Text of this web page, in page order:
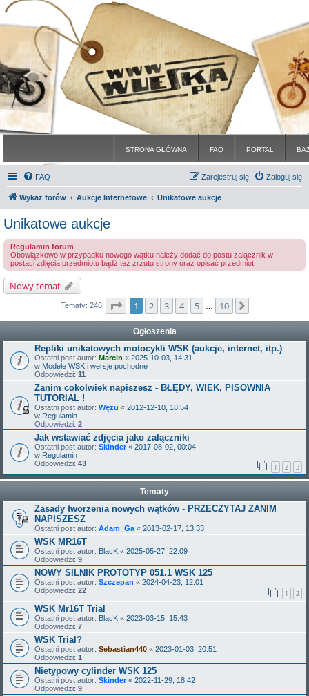
STRONA GŁÓWNA FAQ PORTAL
FAQ Zaloguj się
Zarejestruj się
Wykaz forów Aukcje Internetowe Unikatowe aukcje
Unikatowe aukcje
Regulamin forum
Obowiązkowo w przypadku nowego wątku należy dodać do postu załącznik w
postaci zdjęcia przedmiotu bądź też zrzutu strony oraz opisać przedmiot.
Nowy temat
Tematy: 246 Strona1 z10
1 2 3 4 5 10
Ogłoszenia
Repliki unikatowych motocykli WSK (aukcje, internet, itp.)
Ostatni post autor: Marcin « 2025-10-03, 14:31
w Modele WSK i wersje pochodne
Odpowiedzi: 11
Zanim cokolwiek napiszesz - BŁĘDY, WIEK, PISOWNIA
TUTORIAL !
Ostatni post autor: Wężu « 2012-12-10, 18:54
w Regulamin
Odpowiedzi: 2
Jak wstawiać zdjęcia jako załączniki
Ostatni post autor: Skinder« 2017-08-02, 00:04
w Regulamin
Odpowiedzi: 43 1 2 3
Tematy
Zasady tworzenia nowych wątków - PRZECZYTAJ ZANIM
NAPISZESZ
Ostatni post autor: Adam_Ga « 2013-02-17, 13:33
WSK MR16T
Ostatni post autor: BlacK « 2025-05-27, 22:09
Odpowiedzi: 9
NOWY SILNIK PROTOTYP 051.1 WSK 125
Ostatni post autor: Szczepan « 2024-04-23, 12:01
Odpowiedzi: 22 1 2
WSK Mr16T Trial
Ostatni post autor: BlacK « 2023-03-15, 15:43
Odpowiedzi: 7
WSK Trial?
Ostatni post autor: Sebastian440 « 2023-01-03, 20:51
Odpowiedzi: 1
Nietypowy cylinder WSK 125
Ostatni post autor: Skinder« 2022-11-29, 18:42
Odpowiedzi: 9